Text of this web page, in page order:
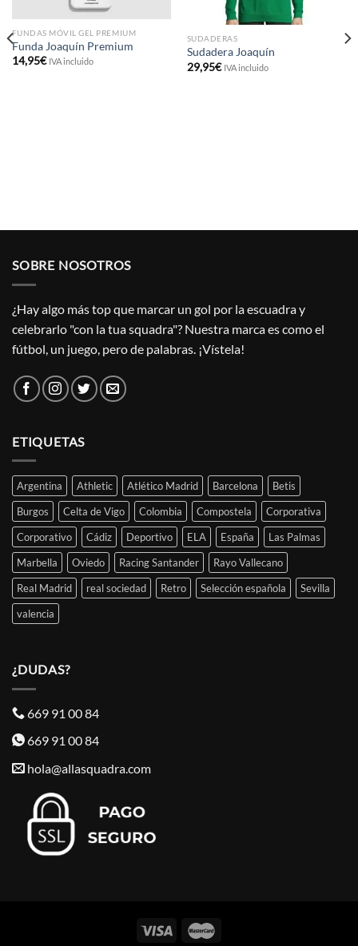
FUNDAS MÓVIL GEL PREMIUM
Funda Joaquín Premium
14,95€ IVA incluido
SUDADERAS
Sudadera Joaquín
29,95€ IVA incluido
SOBRE NOSOTROS
¿Hay algo más top que marcar un gol por la escuadra y
celebrarlo "con la tua squadra"? Nuestra marca es como el
fútbol, un juego, pero de palabras. ¡Vístela!
ETIQUETAS
Argentina Athletic Atlético Madrid Barcelona
Betis
Burgos
Celta de Vigo Colombia Compostela
Corporativa
Corporativo
Cádiz Deportivo ELA España
Las Palmas
Marbella
Oviedo Racing Santander
Rayo Vallecano
Real Madrid
real sociedad Retro Selección española
Sevilla
valencia
¿DUDAS?
669 91 00 84
669 91 00 84
hola@allasquadra.com